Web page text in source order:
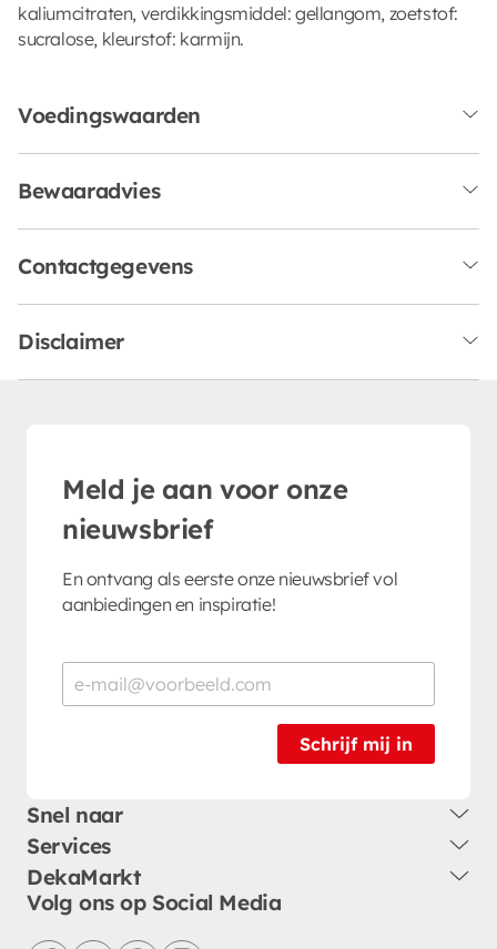
kaliumcitraten, verdikkingsmiddel: gellangom, zoetstof:
sucralose, kleurstof: karmijn.
Voedingswaarden
Bewaaradvies
Contactgegevens
Disclaimer
Meld je aan voor onze
nieuwsbrief
En ontvang als eerste onze nieuwsbrief vol
aanbiedingen en inspiratie!
Schrijf mij in
Snel naar
Services
DekaMarkt
Volg ons op Social Media